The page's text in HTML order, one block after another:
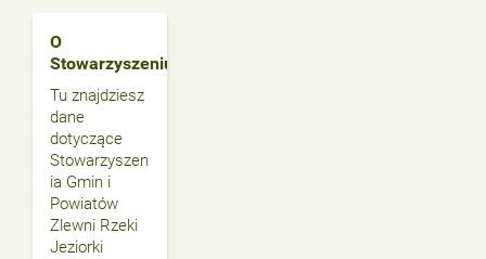
O
Stowarzyszeniu
Tu znajdziesz
dane
dotyczące
Stowarzyszen
ia Gmin i
Powiatów
Zlewni Rzeki
Jeziorki